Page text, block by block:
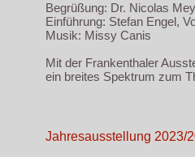
Begrüßung: Dr. Nicolas
Einführung: Stefan Engel,
Musik: Missy Canis
Mit der Frankenthaler
ein breites Spektrum zum
Jahresausstellung 2023/